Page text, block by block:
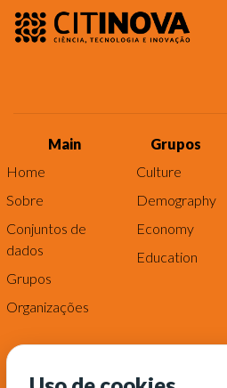
Main
Home
Sobre
Conjuntos de
dados
Grupos
Organizações
Grupos
Culture
Demography
Economy
Education